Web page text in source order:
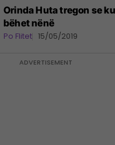
Orinda Huta tregon se
bëhet nënë
Po Flitet 15/05/2019